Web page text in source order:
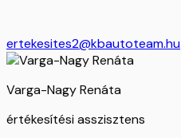
ertekesites2@kbautoteam.hu
Varga-Nagy Renáta
értékesítési asszisztens